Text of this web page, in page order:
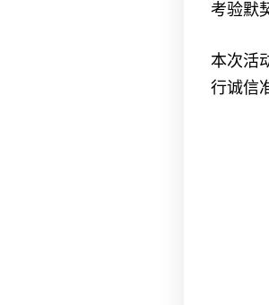
考验默
本次活
行诚信